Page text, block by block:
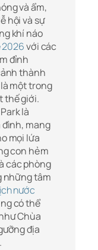
và ẩm,
hội và sự
khí náo
2026với các
đỉnh
thành
một trong
thế giới.
là
mang
mọi lứa
con hẻm
các phòng
những tâm
nước
có thể
Chùa
địa